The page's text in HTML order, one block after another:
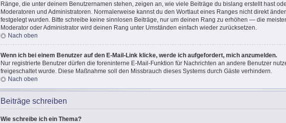
Ränge, die unter deinem Benutzernamen stehen, zeigen an, wie viele Beiträge du bislang erstellt hast
Moderatoren und Administratoren. Normalerweise kannst du den Wortlaut eines Ranges nicht direkt
festgelegt wurden. Bitte schreibe keine sinnlosen Beiträge, nur um deinen Rang zu erhöhen — die
Moderator oder Administrator wird deinen Rang unter Umständen einfach wieder zurücksetzen.
Nach oben
Wenn ich bei einem Benutzer auf den E-Mail-Link klicke, werde ich aufgefordert, mich anzumelden.
Nur registrierte Benutzer dürfen die foreninterne E-Mail-Funktion für Nachrichten an andere Benutzer
freigeschaltet wurde. Diese Maßnahme soll den Missbrauch dieses Systems durch Gäste verhindern.
Nach oben
Beiträge schreiben
Wie schreibe ich ein Thema?